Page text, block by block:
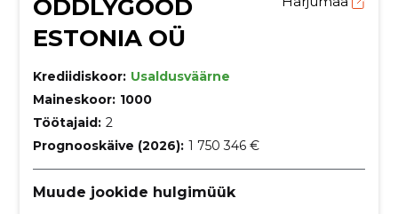
ODDLYGOOD
ESTONIA OÜ
Krediidiskoor: Usaldusväärne
Maineskoor: 1000
Töötajaid: 2
Prognooskäive (2026): 1 750 346 €
Muude jookide hulgimüük